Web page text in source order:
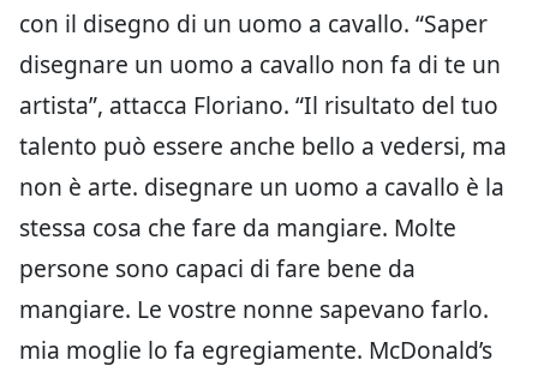
con il disegno di un uomo a cavallo. “Saper
disegnare un uomo a cavallo non fa di te un
artista”, attacca Floriano. “Il risultato del tuo
talento può essere anche bello a vedersi, ma
non è arte. disegnare un uomo a cavallo è la
stessa cosa che fare da mangiare. Molte
persone sono capaci di fare bene da
mangiare. Le vostre nonne sapevano farlo.
mia moglie lo fa egregiamente. McDonald’s